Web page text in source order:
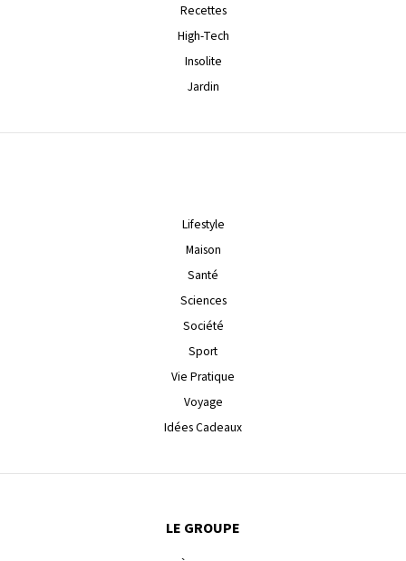
Recettes
High-Tech
Insolite
Jardin
Lifestyle
Maison
Santé
Sciences
Société
Sport
Vie Pratique
Voyage
Idées Cadeaux
LE GROUPE